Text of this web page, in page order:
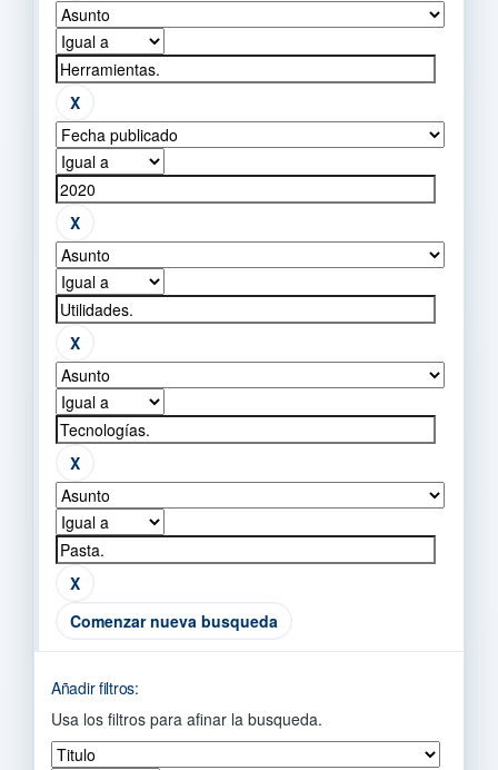
Comenzar nueva busqueda
Añadir filtros:
Usa los filtros para afinar la busqueda.